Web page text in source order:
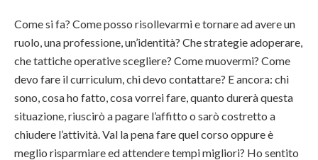
Come si fa? Come posso risollevarmi e tornare ad avere un
ruolo, una professione, un’identità? Che strategie adoperare,
che tattiche operative scegliere? Come muovermi? Come
devo fare il curriculum, chi devo contattare? E ancora: chi
sono, cosa ho fatto, cosa vorrei fare, quanto durerà questa
situazione, riuscirò a pagare l’affitto o sarò costretto a
chiudere l’attività. Val la pena fare quel corso oppure è
meglio risparmiare ed attendere tempi migliori? Ho sentito